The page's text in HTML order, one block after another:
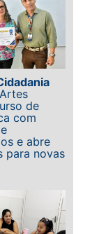
de
com
e abre
para novas